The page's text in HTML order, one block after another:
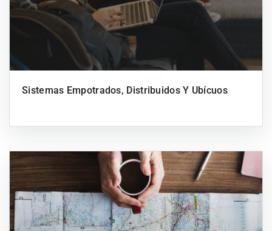
Sistemas Empotrados, Distribuidos Y Ubícuos